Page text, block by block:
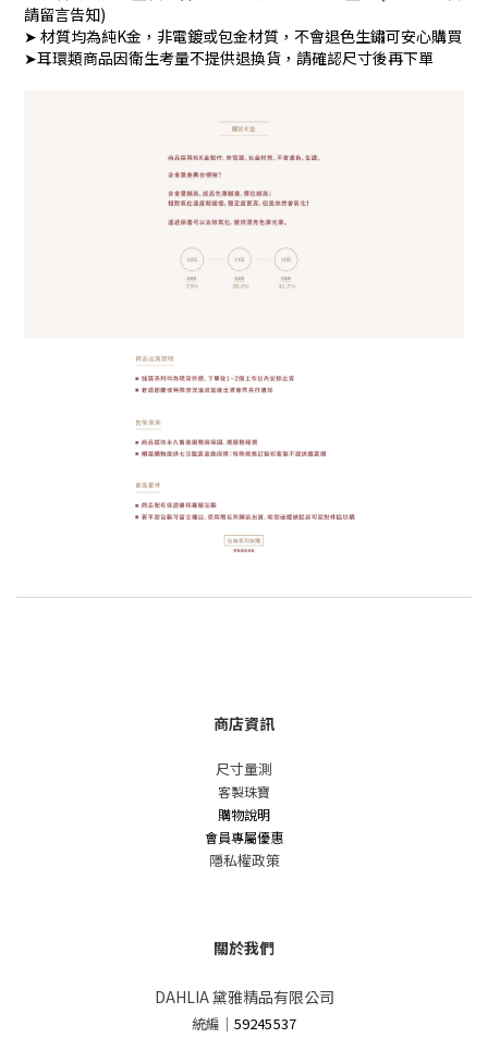
請留言告知)
➤ 材質均為純K金，非電鍍或包金材質，不會退色生鏽可安心購買
➤耳環類商品因衛生考量不提供退換貨，請確認尺寸後再下單
商店資訊
尺寸量測
客製珠寶
購物說明
會員專屬優惠
隱私權政策
關於我們
DAHLIA 黛雅精品有限公司
統編 ｜59245537